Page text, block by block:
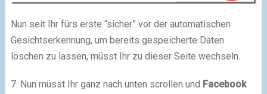
Nun seit Ihr fürs erste “sicher” vor der automatischen
Gesichtserkennung, um bereits gespeicherte Daten
löschen zu lassen, müsst Ihr zu dieser Seite wechseln.
7. Nun müsst Ihr ganz nach unten scrollen und Facebook